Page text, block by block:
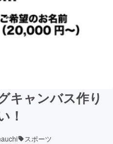
キャンバス作り
！
スポーツ